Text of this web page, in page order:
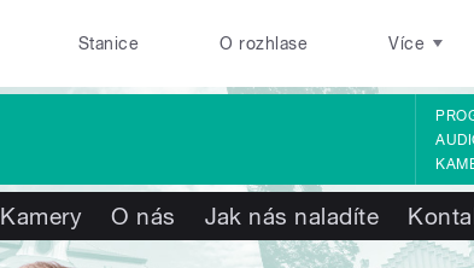
Stanice O rozhlase Více
Kamery O nás Jak nás naladíte